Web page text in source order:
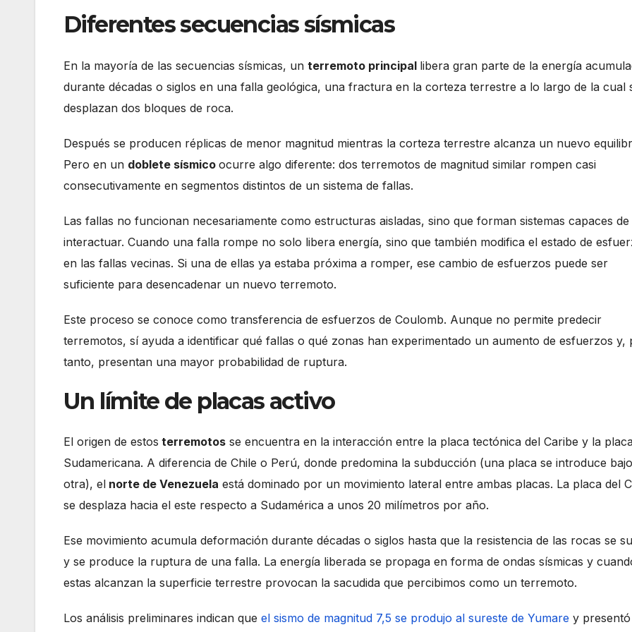
Diferentes secuencias sísmicas
En la mayoría de las secuencias sísmicas, un terremoto principal libera gran parte de la energía
durante décadas o siglos en una falla geológica, una fractura en la corteza terrestre a lo largo de la cual
desplazan dos bloques de roca.
Después se producen réplicas de menor magnitud mientras la corteza terrestre alcanza un nuevo
Pero en un doblete sísmico ocurre algo diferente: dos terremotos de magnitud similar rompen casi
consecutivamente en segmentos distintos de un sistema de fallas.
Las fallas no funcionan necesariamente como estructuras aisladas, sino que forman sistemas capaces de
interactuar. Cuando una falla rompe no solo libera energía, sino que también modifica el estado de
en las fallas vecinas. Si una de ellas ya estaba próxima a romper, ese cambio de esfuerzos puede ser
suficiente para desencadenar un nuevo terremoto.
Este proceso se conoce como transferencia de esfuerzos de Coulomb. Aunque no permite predecir
terremotos, sí ayuda a identificar qué fallas o qué zonas han experimentado un aumento de esfuerzos y,
tanto, presentan una mayor probabilidad de ruptura.
Un límite de placas activo
El origen de estos terremotos se encuentra en la interacción entre la placa tectónica del Caribe y la
Sudamericana. A diferencia de Chile o Perú, donde predomina la subducción (una placa se introduce
otra), el norte de Venezuela está dominado por un movimiento lateral entre ambas placas. La placa del
se desplaza hacia el este respecto a Sudamérica a unos 20 milímetros por año.
Ese movimiento acumula deformación durante décadas o siglos hasta que la resistencia de las rocas se
y se produce la ruptura de una falla. La energía liberada se propaga en forma de ondas sísmicas y
estas alcanzan la superficie terrestre provocan la sacudida que percibimos como un terremoto.
Los análisis preliminares indican que el sismo de magnitud 7,5 se produjo al sureste de Yumare y